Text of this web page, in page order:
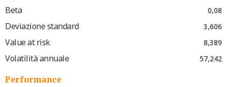
Beta 0,08
Deviazione standard 3,606
Value at risk 8,389
Volatilità annuale 57,242
Performance